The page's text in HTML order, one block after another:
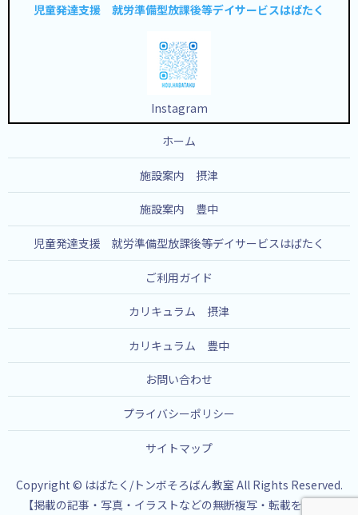
児童発達支援 就労準備型放課後等デイサービスはばたく
Instagram
ホーム
施設案内 摂津
施設案内 豊中
児童発達支援 就労準備型放課後等デイサービスはばたく
ご利用ガイド
カリキュラム 摂津
カリキュラム 豊中
お問い合わせ
プライバシーポリシー
サイトマップ
Copyright © はばたく/トンボそろばん教室 All Rights Reserved.
【掲載の記事・写真・イラストなどの無断複写・転載を禁じま